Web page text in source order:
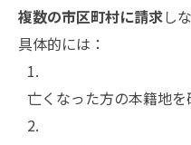
複数の市区町村に請求し
具体的には：
亡くなった方の本籍地を